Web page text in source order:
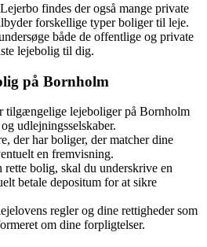
findes der også mange private
forskellige typer boliger til leje.
både de offentlige og private
lejebolig til dig.
på Bornholm
tilgængelige lejeboliger på Bornholm
udlejningsselskaber.
der har boliger, der matcher dine
en fremvisning.
rette bolig, skal du underskrive en
betale depositum for at sikre
regler og dine rettigheder som
om dine forpligtelser.